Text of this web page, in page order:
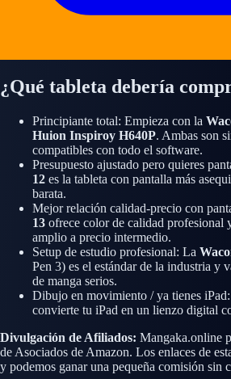
¿Qué tableta debería
Principiante total: Empieza con la
Huion Inspiroy H640P. Ambas son
compatibles con todo el software.
Presupuesto ajustado pero quieres
12 es la tableta con pantalla más
barata.
Mejor relación calidad-precio con
13 ofrece color de calidad profesional
amplio a precio intermedio.
Setup de estudio profesional: La
Pen 3) es el estándar de la industria y
de manga serios.
Dibujo en movimiento / ya tienes iPad:
convierte tu iPad en un lienzo digital
Divulgación de Afiliados: Mangaka.online
de Asociados de Amazon. Los enlaces de
y podemos ganar una pequeña comisión sin